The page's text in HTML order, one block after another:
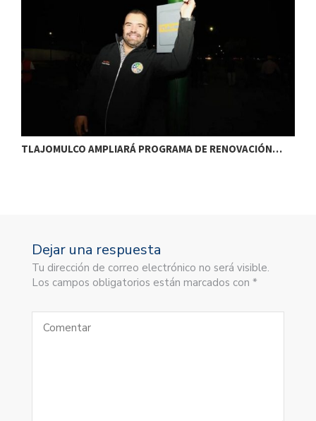
TLAJOMULCO AMPLIARÁ PROGRAMA DE RENOVACIÓN…
Dejar una respuesta
Tu dirección de correo electrónico no será visible.
Los campos obligatorios están marcados con *